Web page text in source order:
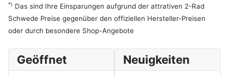
*) Das sind Ihre Einsparungen aufgrund der attrativen 2-Rad
Schwede Preise gegenüber den offiziellen Hersteller-Preisen
oder durch besondere Shop-Angebote
Geöffnet Neuigkeiten